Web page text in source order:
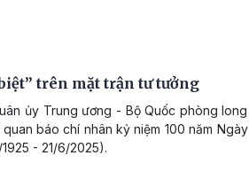
trên mặt trận tư tưởng
ủy Trung ương - Bộ Quốc phòng long
báo chí nhân kỷ niệm 100 năm Ngày
- 21/6/2025).